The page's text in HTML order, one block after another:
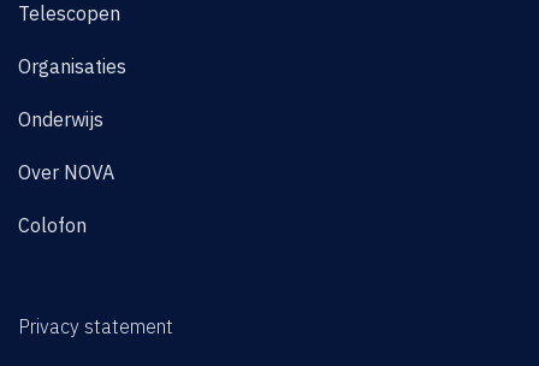
Telescopen
Organisaties
Onderwijs
Over NOVA
Colofon
Privacy statement